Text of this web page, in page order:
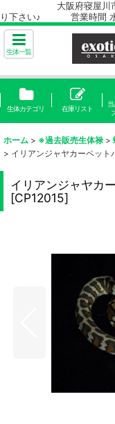
大阪府寝屋川市に店
り下さい♪ 営業時間 水
生体一覧
生体カテゴリ 在庫リスト
ホーム > ※過去販売生体禄 >
> イリアンジャヤカーペッ
イリアンジャヤカ
[CP12015]